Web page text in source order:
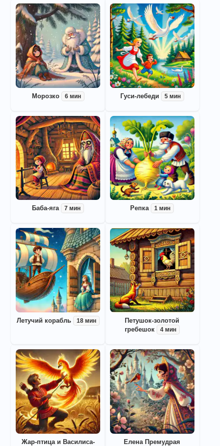
Морозко 6 мин Гуси-лебеди 5 мин
Баба-яга 7 мин Репка 1 мин
Летучий корабль 18 мин
Петушок-золотой
гребешок
4 мин
Жар-птица и Василиса-
Елена Премудрая